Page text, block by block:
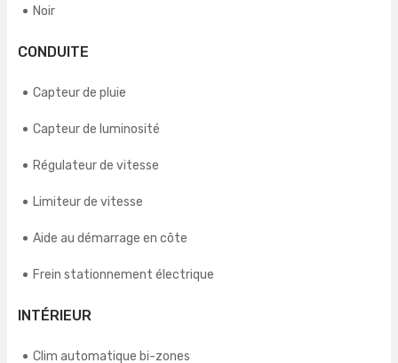
Noir
CONDUITE
Capteur de pluie
Capteur de luminosité
Régulateur de vitesse
Limiteur de vitesse
Aide au démarrage en côte
Frein stationnement électrique
INTÉRIEUR
Clim automatique bi-zones